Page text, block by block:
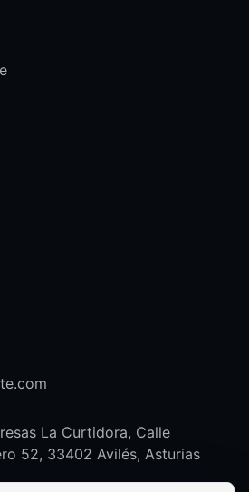
La Curtidora, Calle
52, 33402 Avilés, Asturias